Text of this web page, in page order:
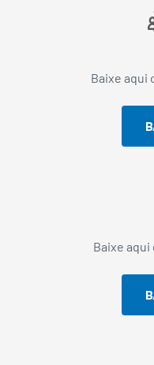
Baixe aqui
Baixe